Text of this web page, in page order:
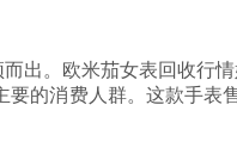
出。欧米茄女表回收行
的消费人群。这款手表